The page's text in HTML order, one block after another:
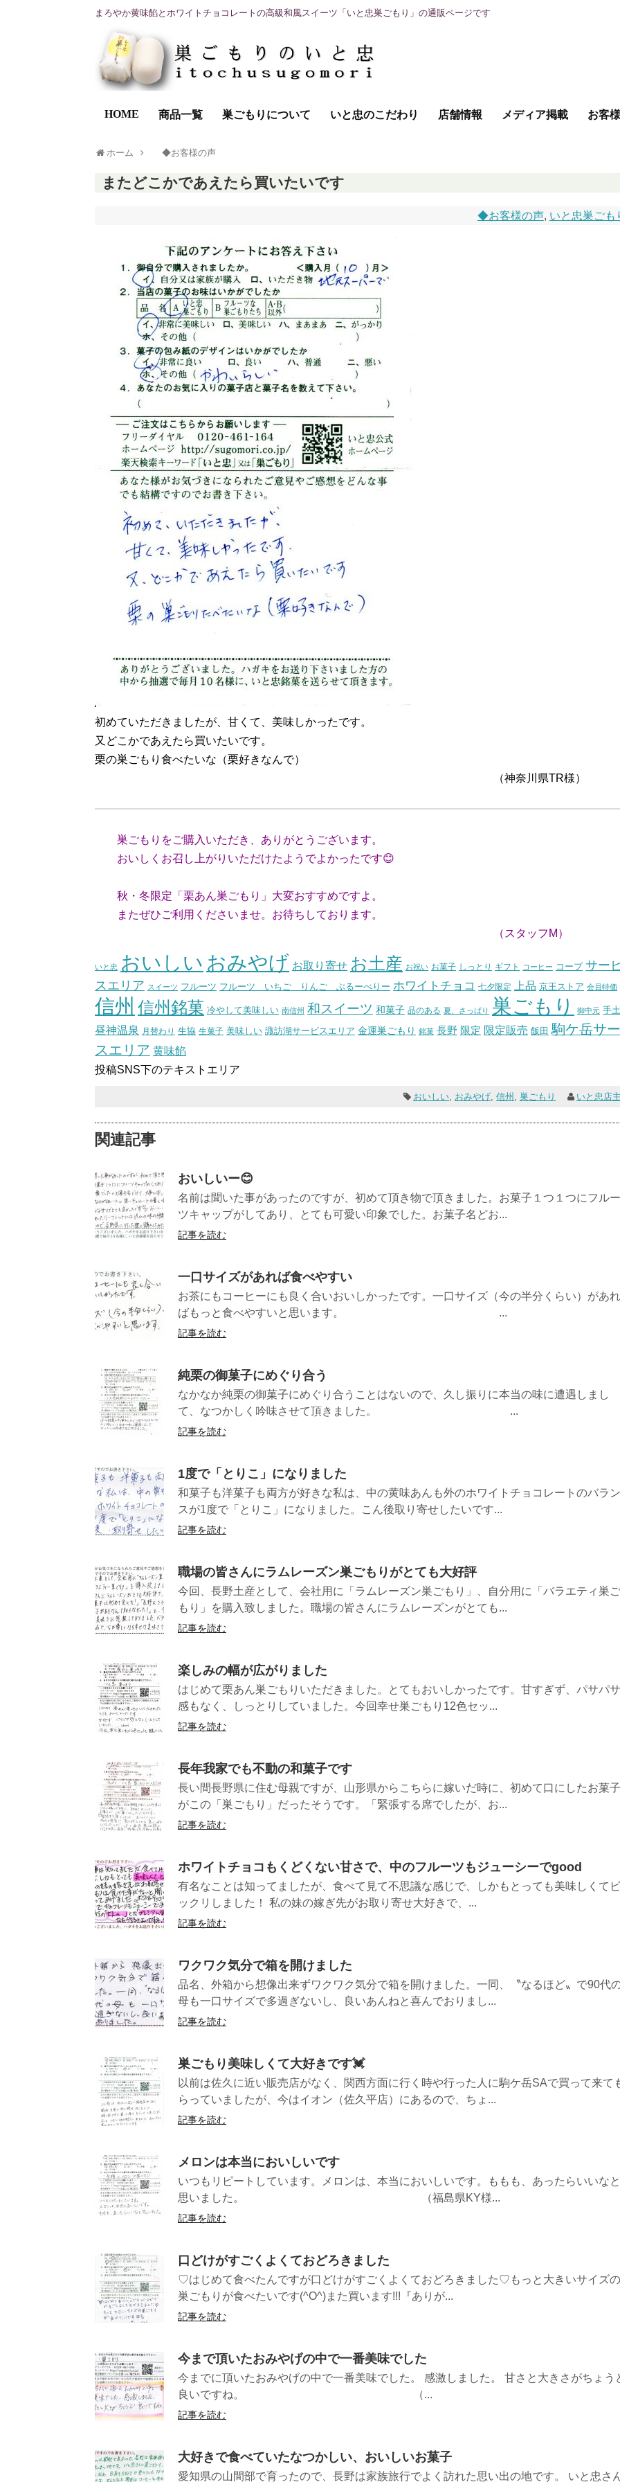
まろやか黄味餡とホワイトチョコレートの高級和風スイーツ「いと忠巣ごもり」の通販ページです
HOME 商品一覧 巣ごもりについて いと忠のこだわり 店舗情報 メディア掲載 お客
ホーム ◆お客様の声
またどこかであえたら買いたいです
◆お客様の声, いと忠巣ごも
初めていただきましたが、甘くて、美味しかったです。
又どこかであえたら買いたいです。
栗の巣ごもり食べたいな（栗好きなんで）
（神奈川県TR様）
巣ごもりをご購入いただき、ありがとうございます。
おいしくお召し上がりいただけたようでよかったです😊
秋・冬限定「栗あん巣ごもり」大変おすすめですよ。
またぜひご利用くださいませ。お待ちしております。
（スタッフM）
いと忠 おいしい おみやげ お取り寄せ お土産 お祝い お菓子 しっとり ギフト コーヒー コープ サー
スエリア スイーツ フルーツ フルーツ いちご りんご ぶるーべりー ホワイトチョコ 七夕限定 上品 京王ストア 会員特価
信州 信州銘菓 冷やして美味しい 南信州 和スイーツ 和菓子 品のある 夏、さっぱり 巣ごもり 御中元 手
昼神温泉 月替わり 生協 生菓子 美味しい 諏訪湖サービスエリア 金運巣ごもり 銘菓 長野 限定 限定販売 飯田 駒ケ岳サ
スエリア 黄味餡
投稿SNS下のテキストエリア
おいしい, おみやげ,信州 ,巣ごもり いと忠店主
関連記事
おいしいー😊
名前は聞いた事があったのですが、初めて頂き物で頂きました。お菓子１つ１つにフルー
ツキャップがしてあり、とても可愛い印象でした。お菓子名どお...
記事を読む
一口サイズがあれば食べやすい
お茶にもコーヒーにも良く合いおいしかったです。一口サイズ（今の半分くらい）があれ
ばもっと食べやすいと思います。 ...
記事を読む
純栗の御菓子にめぐり合う
なかなか純栗の御菓子にめぐり合うことはないので、久し振りに本当の味に遭遇しまし
て、なつかしく吟味させて頂きました。 ...
記事を読む
1度で「とりこ」になりました
和菓子も洋菓子も両方が好きな私は、中の黄味あんも外のホワイトチョコレートのバラン
スが1度で「とりこ」になりました。こん後取り寄せしたいです...
記事を読む
職場の皆さんにラムレーズン巣ごもりがとても大好評
今回、長野土産として、会社用に「ラムレーズン巣ごもり」、自分用に「バラエティ巣ご
もり」を購入致しました。職場の皆さんにラムレーズンがとても...
記事を読む
楽しみの幅が広がりました
はじめて栗あん巣ごもりいただきました。とてもおいしかったです。甘すぎず、パサパサ
感もなく、しっとりしていました。今回幸せ巣ごもり12色セッ...
記事を読む
長年我家でも不動の和菓子です
長い間長野県に住む母親ですが、山形県からこちらに嫁いだ時に、初めて口にしたお菓子
がこの「巣ごもり」だったそうです。「緊張する席でしたが、お...
記事を読む
ホワイトチョコもくどくない甘さで、中のフルーツもジューシーでgood
有名なことは知ってましたが、食べて見て不思議な感じで、しかもとっても美味しくてビ
ックリしました！ 私の妹の嫁ぎ先がお取り寄せ大好きで、...
記事を読む
ワクワク気分で箱を開けました
品名、外箱から想像出来ずワクワク気分で箱を開けました。一同、〝なるほど〟で90代
母も一口サイズで多過ぎないし、良いあんねと喜んでおりまし...
記事を読む
巣ごもり美味しくて大好きです💓
以前は佐久に近い販売店がなく、関西方面に行く時や行った人に駒ケ岳SAで買って来て
らっていましたが、今はイオン（佐久平店）にあるので、ちょ...
記事を読む
メロンは本当においしいです
いつもリピートしています。メロンは、本当においしいです。ももも、あったらいいなと
思いました。 （福島県KY様...
記事を読む
口どけがすごくよくておどろきました
♡はじめて食べたんですが口どけがすごくよくておどろきました♡もっと大きいサイズの
巣ごもりが食べたいです(^O^)また買います!!!『ありが...
記事を読む
今まで頂いたおみやげの中で一番美味でした
今までに頂いたおみやげの中で一番美味でした。 感激しました。 甘さと大きさがちょう
良いですね。 （...
記事を読む
大好きで食べていたなつかしい、おいしいお菓子
愛知県の山間部で育ったので、長野は家族旅行でよく訪れた思い出の地です。 いと忠さ